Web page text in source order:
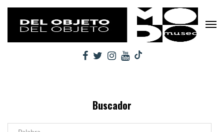
Buscador